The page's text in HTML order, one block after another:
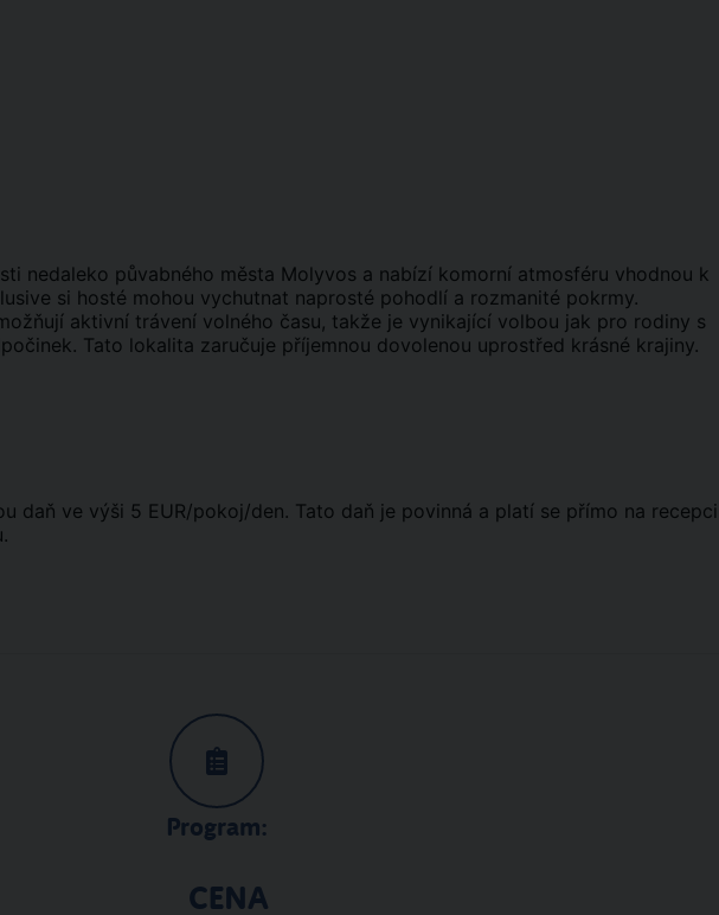
nedaleko půvabného města Molyvos a nabízí komorní atmosféru vhodnou k
si hosté mohou vychutnat naprosté pohodlí a rozmanité pokrmy.
aktivní trávení volného času, takže je vynikající volbou jak pro rodiny s
Tato lokalita zaručuje příjemnou dovolenou uprostřed krásné krajiny.
daň ve výši 5 EUR/pokoj/den. Tato daň je povinná a platí se přímo na recepci
Program:
CENA